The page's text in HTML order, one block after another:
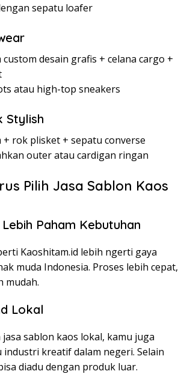
sepatu loafer
custom desain grafis + celana cargo +
atau high-top sneakers
Stylish
+ rok plisket + sepatu converse
outer atau cardigan ringan
Pilih Jasa Sablon Kaos
Paham Kebutuhan
Kaoshitam.id lebih ngerti gaya
muda Indonesia. Proses lebih cepat,
mudah.
Lokal
sablon kaos lokal, kamu juga
kreatif dalam negeri. Selain
diadu dengan produk luar.